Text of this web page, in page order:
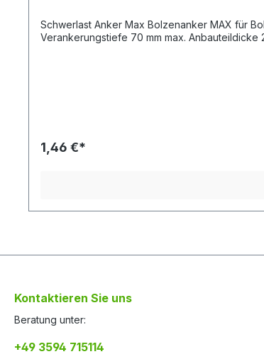
Schwerlast Anker Max Bolzenanker MAX für Bohrdurchmesser 12 mm Min. Bohrlochtiefe bei Durchsteckmontage 110 mm Dübellänge 120 mm Schlüsselweite 19 mm U-Scheibe 24 x 2,5 mm
Verankerungstiefe 70 mm max.
1,46 €*
Kontaktieren Sie uns
Beratung unter:
+49 3594 715114